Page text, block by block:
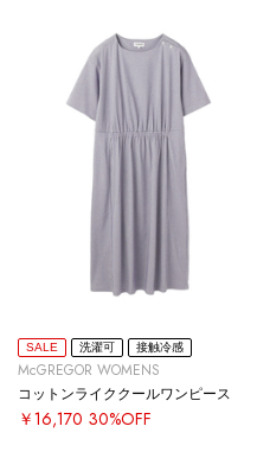
SALE 洗濯可 接触冷感
McGREGOR WOMENS
コットンライククールワンピース
￥16,170 30%OFF